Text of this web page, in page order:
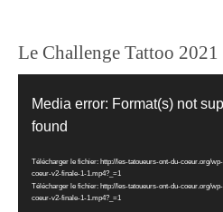
Le Challenge Tattoo 2021
vidéo
Media error: Format(s) not
found
Télécharger le fichier: http://les-tatoueurs-ont-du-coeur.org/
coeur-v2-finale-1-1.mp4?_=1
Télécharger le fichier: http://les-tatoueurs-ont-du-coeur.org/
coeur-v2-finale-1-1.mp4?_=1